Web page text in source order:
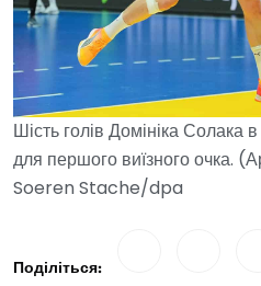
Шість голів Домініка Солака
для першого виїзного очка.
Soeren Stache/dpa
Поділіться: